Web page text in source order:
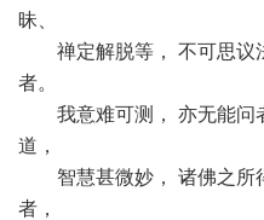
昧、
禅定解脱等， 不可思议
者。
我意难可测， 亦无能问
道，
智慧甚微妙， 诸佛之所
者，